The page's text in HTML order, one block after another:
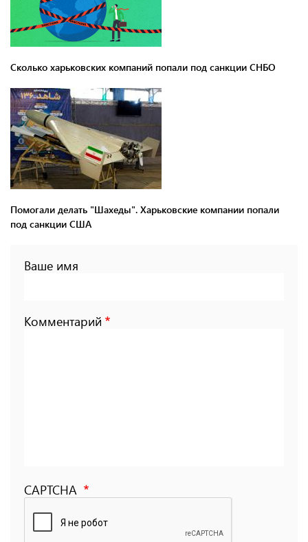
Сколько харьковских компаний попали под санкции СНБО
Помогали делать "Шахеды". Харьковские компании попали
под санкции США
Ваше имя
Комментарий
CAPTCHA